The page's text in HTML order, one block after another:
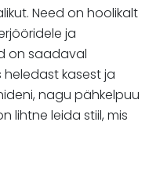
Need on hoolikalt
ja
on saadaval
kasest ja
nagu pähkelpuu
lihtne leida stiil, mis